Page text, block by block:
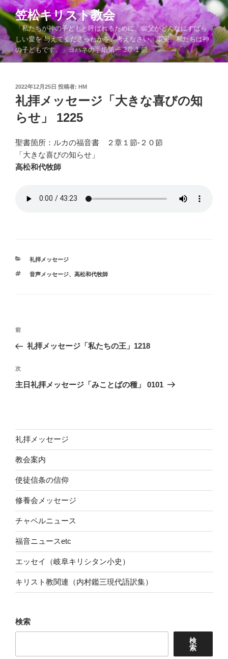
コ
ン
テ
ン
ツ
笠松キリスト教会
「私たちが神の子どもと呼ばれるために、御父がどんなにすばら
しい愛を 与えてくださったかを、考えなさい。事実、私たちは神
の子どもです。」ヨハネの手紙第一 3章 1 節
投
稿
日:
2022年12月25日 投稿者: HM
礼拝メッセージ「大きな喜びの知
らせ」 1225
聖書箇所：ルカの福音書 ２章１節-２０節
「大きな喜びの知らせ」
高松和代牧師
カ
ゴ
礼拝メッセージ
タ
音声メッセージ、高松和代牧師
投
ナ
ビ
ゲ
ン
前
の
稿
前
礼拝メッセージ「私たちの王」1218
次
の
次
主日礼拝メッセージ「みことばの種」 0101
礼拝メッセージ
教会案内
使徒信条の信仰
修養会メッセージ
チャペルニュース
福音ニュースetc
エッセイ（岐阜キリシタン小史）
キリスト教関連（内村鑑三現代語訳集）
検索
検
索